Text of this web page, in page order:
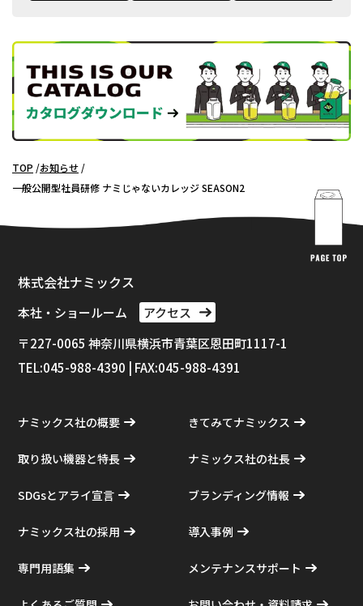
TOP お知らせ
一般公開型社員研修 ナミじゃないカレッジ SEASON2
株式会社ナミックス
本社・ショールーム
アクセス
〒227-0065 神奈川県横浜市⻘葉区恩田町1117-1
TEL:045-988-4390 | FAX:045-988-4391
ナミックス社の概要 きてみてナミックス
取り扱い機器と特長 ナミックス社の社長
SDGsとアライ宣言 ブランディング情報
ナミックス社の採用 導入事例
専門用語集 メンテナンスサポート